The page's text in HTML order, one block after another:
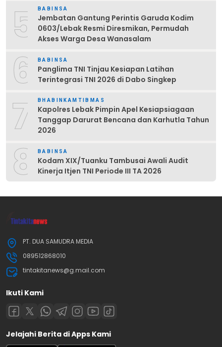
5 BABINSA
Jembatan Gantung Perintis Garuda Kodim
0603/Lebak Resmi Diresmikan, Permudah
Akses Warga Desa Wanasalam
6 BABINSA
Panglima TNI Tinjau Kesiapan Latihan
Terintegrasi TNI 2026 di Dabo Singkep
7 BHABINKAMTIBMAS
Kapolres Lebak Pimpin Apel Kesiapsiagaan
Tanggap Darurat Bencana dan Karhutla Tahun
2026
8 BABINSA
Kodam XIX/Tuanku Tambusai Awali Audit
Kinerja Itjen TNI Periode III TA 2026
PT. DUA SAMUDRA MEDIA
089512868010
tintakitanews@g.mail.com
Ikuti Kami
Jelajahi Berita di Apps Kami